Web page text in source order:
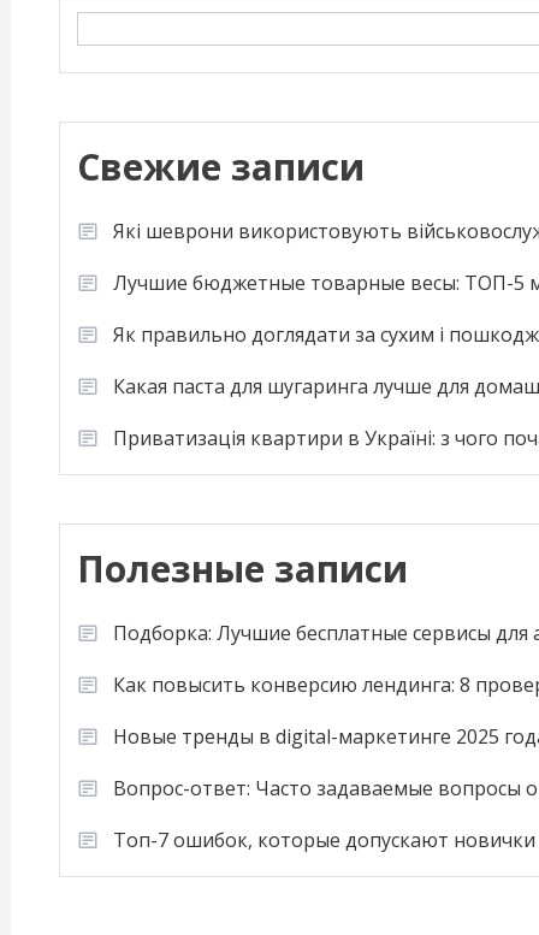
Свежие записи
Які шеврони використовують
Лучшие бюджетные товарные весы: ТОП-5
Як правильно доглядати за сухим і
Какая паста для шугаринга лучше для
Приватизація квартири в Україні: з чого
Полезные записи
Подборка: Лучшие бесплатные сервисы
Как повысить конверсию лендинга: 8
Новые тренды в digital-маркетинге 2025
Вопрос-ответ: Часто задаваемые вопросы
Топ-7 ошибок, которые допускают